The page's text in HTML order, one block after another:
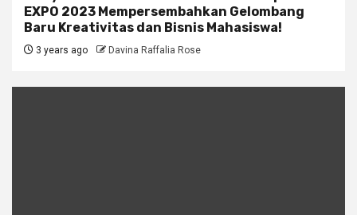
EXPO 2023 Mempersembahkan Gelombang
Baru Kreativitas dan Bisnis Mahasiswa!
3 years ago Davina Raffalia Rose